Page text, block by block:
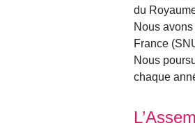
du
Nous
France
Nous
chaque